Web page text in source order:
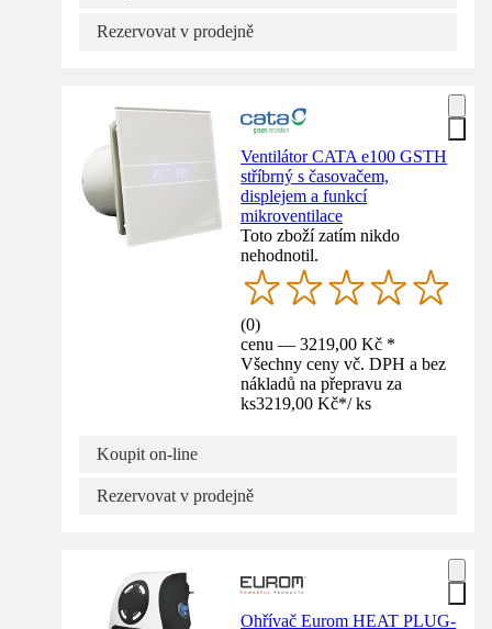
Rezervovat v prodejně
Ventilátor CATA e100 GSTH
stříbrný s časovačem,
displejem a funkcí
mikroventilace
Toto zboží zatím nikdo
nehodnotil.
(0)
cenu — 3219,00 Kč *
Všechny ceny vč. DPH a bez
nákladů na přepravu za
ks3219,00 Kč*/ ks
Koupit on-line
Rezervovat v prodejně
Ohřívač Eurom HEAT PLUG-